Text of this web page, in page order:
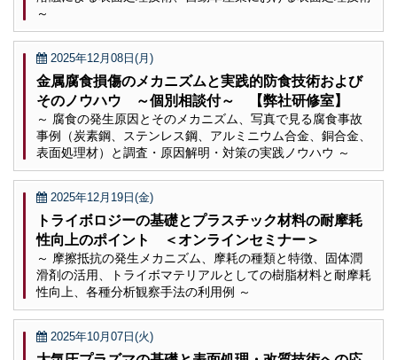
～
2025年12月08日(月)
金属腐食損傷のメカニズムと実践的防食技術および
そのノウハウ ～個別相談付～ 【弊社研修室】
～ 腐食の発生原因とそのメカニズム、写真で見る腐食事故
事例（炭素鋼、ステンレス鋼、アルミニウム合金、銅合金、
表面処理材）と調査・原因解明・対策の実践ノウハウ ～
2025年12月19日(金)
トライボロジーの基礎とプラスチック材料の耐摩耗
性向上のポイント ＜オンラインセミナー＞
～ 摩擦抵抗の発生メカニズム、摩耗の種類と特徴、固体潤
滑剤の活用、トライボマテリアルとしての樹脂材料と耐摩耗
性向上、各種分析観察手法の利用例 ～
2025年10月07日(火)